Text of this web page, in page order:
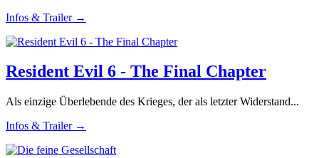
Infos & Trailer →
Resident Evil 6 - The Final Chapter
Als einzige Überlebende des Krieges, der als letzter Widerstand...
Infos & Trailer →